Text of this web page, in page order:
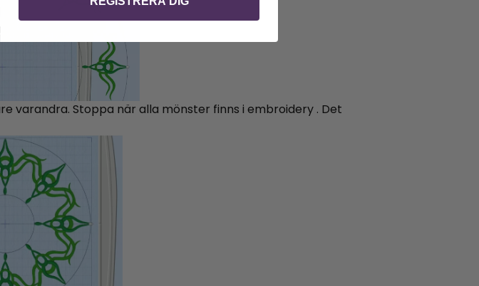
Stoppa när alla mönster finns i embroidery . Det